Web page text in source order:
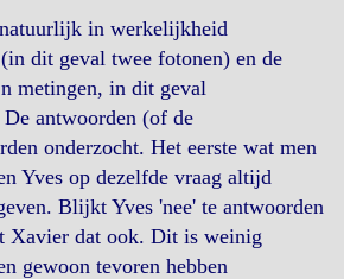
in werkelijkheid
dit geval twee fotonen) en de
metingen, in dit geval
antwoorden (of de
onderzocht. Het eerste wat men
Yves op dezelfde vraag altijd
Blijkt Yves 'nee' te antwoorden
Xavier dat ook. Dit is weinig
gewoon tevoren hebben